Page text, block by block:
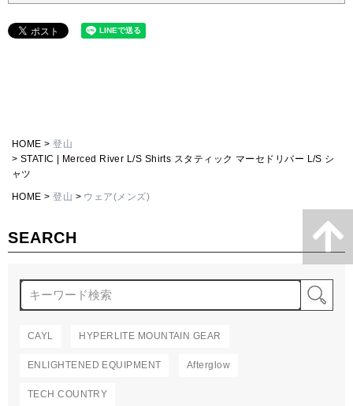
SEARCH
CAYL HYPERLITE MOUNTAIN GEAR
ENLIGHTENED EQUIPMENT Afterglow
TECH COUNTRY
HOME
登山
STATIC | Merced River L/S Shirts スタティック マーセドリバー L/S シ
ャツ
HOME 登山 ウェア(メンズ)